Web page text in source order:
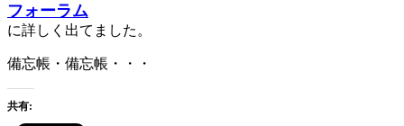
フォーラム
に詳しく出てました。
備忘帳・備忘帳・・・
共有: